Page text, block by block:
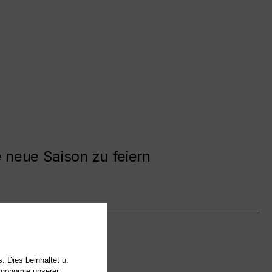
Saison zu feiern
Dies beinhaltet u.